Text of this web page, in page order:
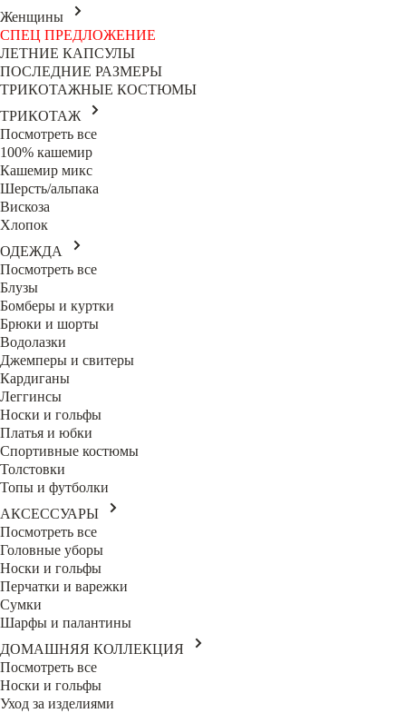
Женщины
СПЕЦ ПРЕДЛОЖЕНИЕ
ЛЕТНИЕ КАПСУЛЫ
ПОСЛЕДНИЕ РАЗМЕРЫ
ТРИКОТАЖНЫЕ КОСТЮМЫ
ТРИКОТАЖ
Посмотреть все
100% кашемир
Кашемир микс
Шерсть/альпака
Вискоза
Хлопок
ОДЕЖДА
Посмотреть все
Блузы
Бомберы и куртки
Брюки и шорты
Водолазки
Джемперы и свитеры
Кардиганы
Леггинсы
Носки и гольфы
Платья и юбки
Спортивные костюмы
Толстовки
Топы и футболки
АКСЕССУАРЫ
Посмотреть все
Головные уборы
Носки и гольфы
Перчатки и варежки
Сумки
Шарфы и палантины
ДОМАШНЯЯ КОЛЛЕКЦИЯ
Посмотреть все
Носки и гольфы
Уход за изделиями